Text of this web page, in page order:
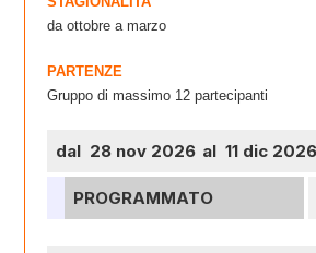
da ottobre a marzo
PARTENZE
Gruppo di massimo 12 partecipanti
dal 28 nov 2026 al 11 dic 2026
PROGRAMMATO